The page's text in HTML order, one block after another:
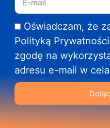
Oświadczam, że
Polityką
zgodę na
adresu e-mail w